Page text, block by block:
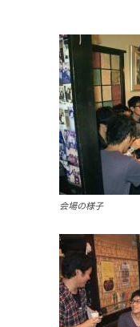
会場の様子